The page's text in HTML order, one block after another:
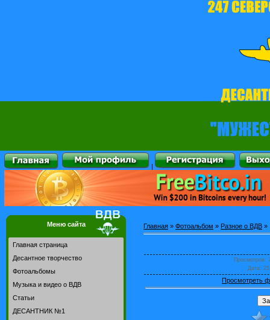
|
Меню сайта
Главная страница
Десантное творчество
Фотоальбомы
Музыка и видео о ВДВ
Статьи
ДЕСАНТНИК №1
Главная » Фотоальбом » Разное о ВДВ »
Просмотров:
Дата:
Просмотреть